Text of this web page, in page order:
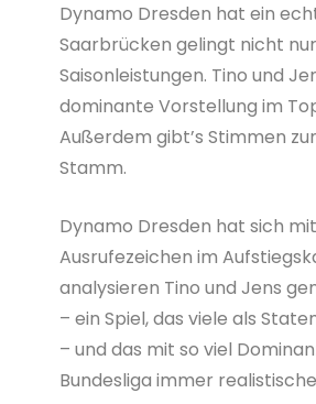
Dynamo Dresden hat ein
Saarbrücken gelingt nicht
Saisonleistungen. Tino und
dominante Vorstellung im
Außerdem gibt’s Stimmen
Stamm.
Dynamo Dresden hat sich
Ausrufezeichen im
analysieren Tino und Jens
– ein Spiel, das viele als
– und das mit so viel
Bundesliga immer